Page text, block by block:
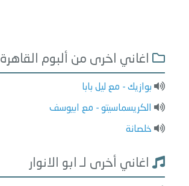
اغاني اخرى من ألبوم القاهرة 2021
بوازيك - مع ليل بابا
الكريسماسيتو - مع ابيوسف
خلصانة
اغاني أخرى لـ ابو الانوار